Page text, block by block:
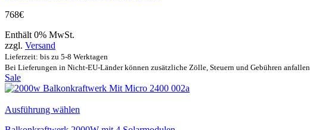
768€
Enthält 0% MwSt.
zzgl. Versand
Lieferzeit: bis zu 5-8 Werktagen
Bei Lieferungen in Nicht-EU-Länder können zusätzliche Zölle, Steuern und Gebühren anfallen.
Sale
Ausführung wählen